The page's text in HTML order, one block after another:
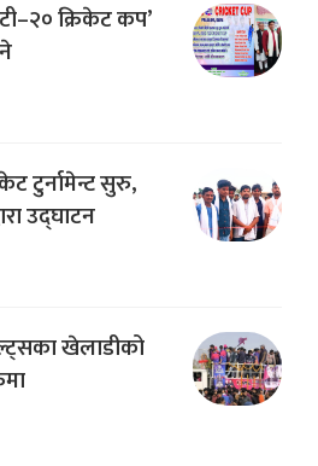
क्रिकेट कप’
टुर्नामेन्ट सुरु,
उद्घाटन
खेलाडीको